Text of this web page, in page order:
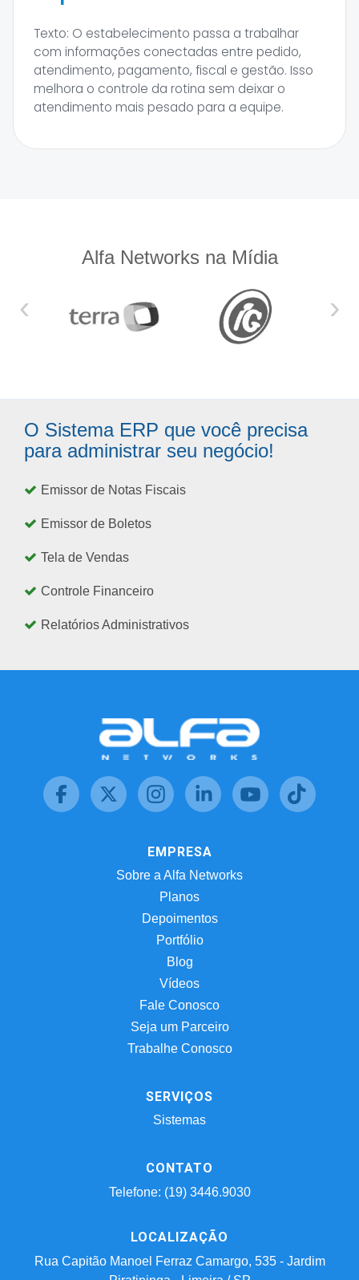
Texto: O estabelecimento passa a trabalhar
com informações conectadas entre pedido,
atendimento, pagamento, fiscal e gestão. Isso
melhora o controle da rotina sem deixar o
atendimento mais pesado para a equipe.
Alfa Networks na Mídia
‹ ›
O Sistema ERP que você precisa
para administrar seu negócio!
Emissor de Notas Fiscais
Emissor de Boletos
Tela de Vendas
Controle Financeiro
Relatórios Administrativos
EMPRESA
Sobre a Alfa Networks
Planos
Depoimentos
Portfólio
Blog
Vídeos
Fale Conosco
Seja um Parceiro
Trabalhe Conosco
SERVIÇOS
Sistemas
CONTATO
Telefone: (19) 3446.9030
LOCALIZAÇÃO
Rua Capitão Manoel Ferraz Camargo, 535 - Jardim